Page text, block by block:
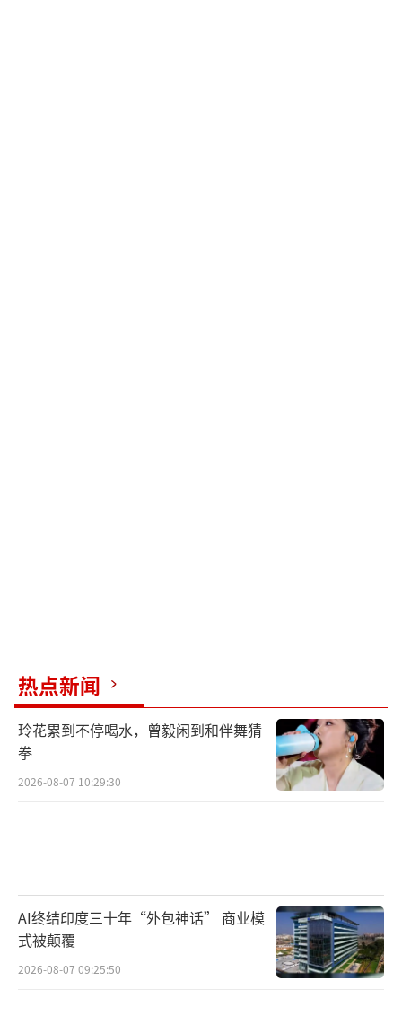
热点新闻
玲花累到不停喝水，曾毅闲到和伴舞猜
拳
2026-08-07 10:29:30
AI终结印度三十年“外包神话” 商业模
式被颠覆
2026-08-07 09:25:50